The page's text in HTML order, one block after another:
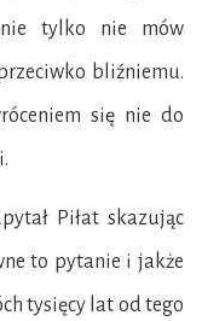
nie tylko nie mów
bliźniemu.
się nie do
Piłat skazując
to pytanie i jakże
tysięcy lat od tego